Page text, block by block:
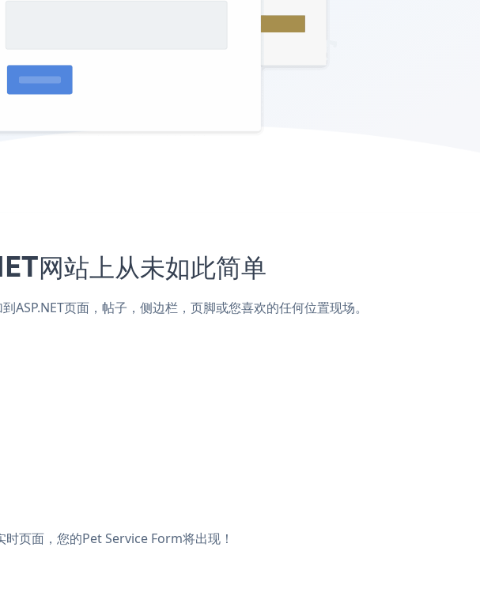
网站上从未如此简单
页面，帖子，侧边栏，页脚或您喜欢的任何位置现场。
页面，您的Pet Service Form将出现！